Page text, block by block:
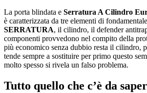
La porta blindata e Serratura A Cilindro
è caratterizzata da tre elementi di
SERRATURA, il cilindro, il defender
componenti provvedono nel compito della
più economico senza dubbio resta il cilindro,
tende sempre a sostituire per primo questo
molto spesso si rivela un falso problema.
Tutto quello che c’è da